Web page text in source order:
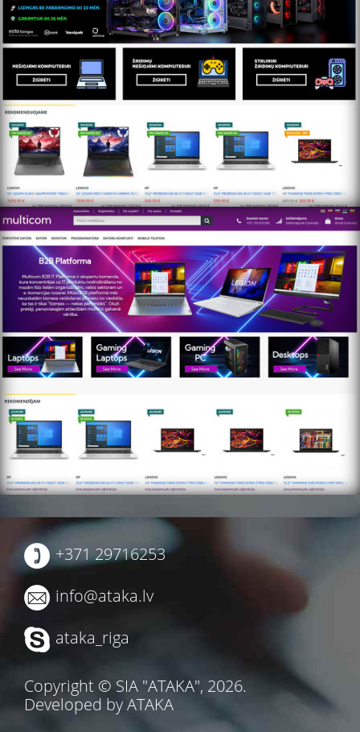
https://multicom.lv/home/ru/
+371 29716253
info@ataka.lv
ataka_riga
Copyright © SIA "ATAKA", 2026.
Developed by ATAKA